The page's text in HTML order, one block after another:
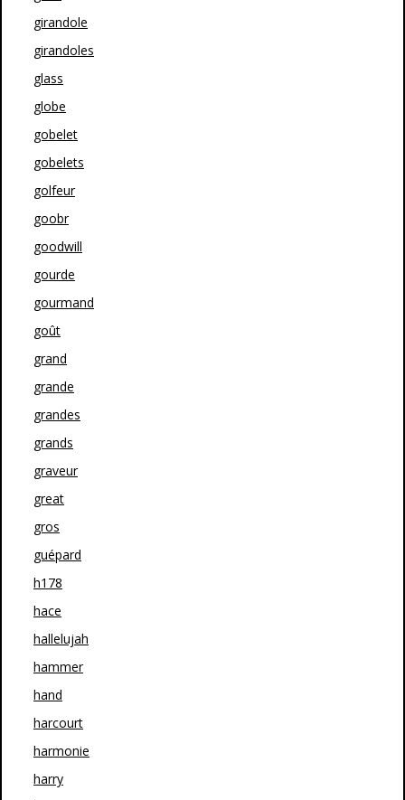
girandole
girandoles
glass
globe
gobelet
gobelets
golfeur
goobr
goodwill
gourde
gourmand
goût
grand
grande
grandes
grands
graveur
great
gros
guépard
h178
hace
hallelujah
hammer
hand
harcourt
harmonie
harry